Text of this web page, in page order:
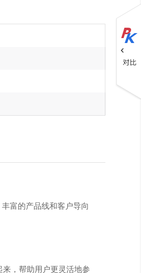
富的产品线和客户导向
，帮助用户更灵活地参